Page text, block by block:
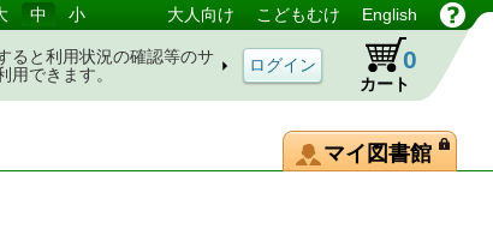
中 小 大人向け こどもむけ English
ると利用状況の確認等のサ
用できます。
カート
0
マイ図書館